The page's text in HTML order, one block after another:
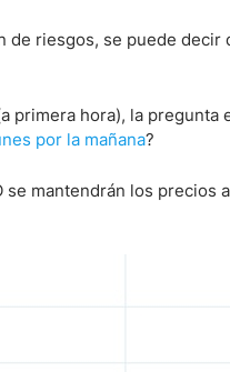
de riesgos, se puede decir
primera hora), la pregunta
por la mañana?
mantendrán los precios